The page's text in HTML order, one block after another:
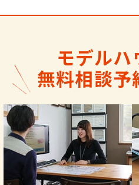
モデル
無料相談予